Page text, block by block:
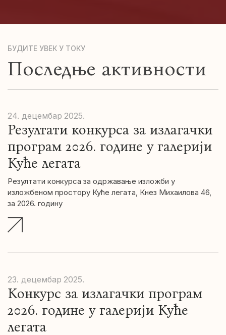
БУДИТЕ УВЕК У ТОКУ
Последње активности
24. децембар 2025.
Резултати конкурса за излагачки
програм 2026. године у галерији
Куће легата
Резултати конкурса за одржавање изложби у
изложбеном простору Куће легата, Кнез Михаилова 46,
за 2026. годину
23. децембар 2025.
Конкурс за излагачки програм
2026. године у галерији Куће
легата